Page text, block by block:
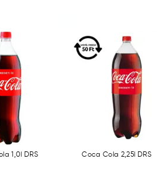
1,0l DRS Coca Cola 2,25l DRS